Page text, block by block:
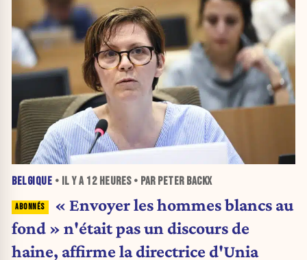
BELGIQUE • IL Y A 12 HEURES• PAR PETER BACKX
« Envoyer les hommes blancs au
fond » n'était pas un discours de
haine, affirme la directrice d'Unia